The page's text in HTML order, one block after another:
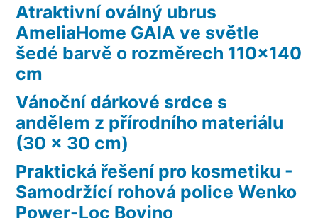
Atraktivní oválný ubrus
AmeliaHome GAIA ve světle
šedé barvě o rozměrech 110×140
cm
Vánoční dárkové srdce s
andělem z přírodního materiálu
(30 x 30 cm)
Praktická řešení pro kosmetiku -
Samodržící rohová police Wenko
Power-Loc Bovino